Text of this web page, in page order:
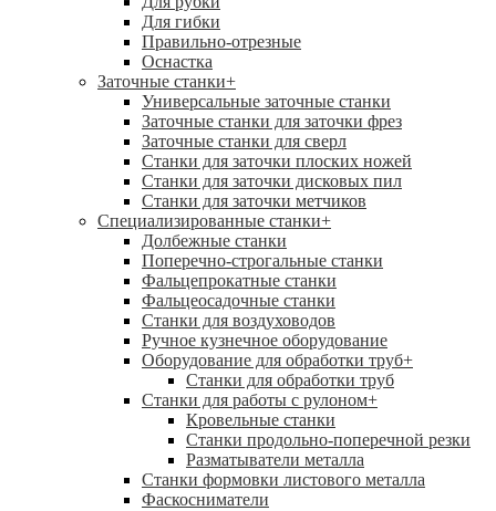
Для гибки
Правильно-отрезные
Оснастка
Заточные станки+
Универсальные заточные станки
Заточные станки для заточки фрез
Заточные станки для сверл
Станки для заточки плоских ножей
Станки для заточки дисковых пил
Станки для заточки метчиков
Специализированные станки+
Долбежные станки
Поперечно-строгальные станки
Фальцепрокатные станки
Фальцеосадочные станки
Станки для воздуховодов
Ручное кузнечное оборудование
Оборудование для обработки труб+
Станки для обработки труб
Станки для работы с рулоном+
Кровельные станки
Станки продольно-поперечной резки
Разматыватели металла
Станки формовки листового металла
Фаскосниматели